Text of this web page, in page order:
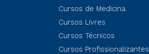
Cursos de Medicina
Cursos Livres
Cursos Técnicos
Cursos Profissionalizantes